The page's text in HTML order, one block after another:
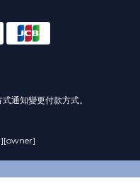
通知變更付款方式。